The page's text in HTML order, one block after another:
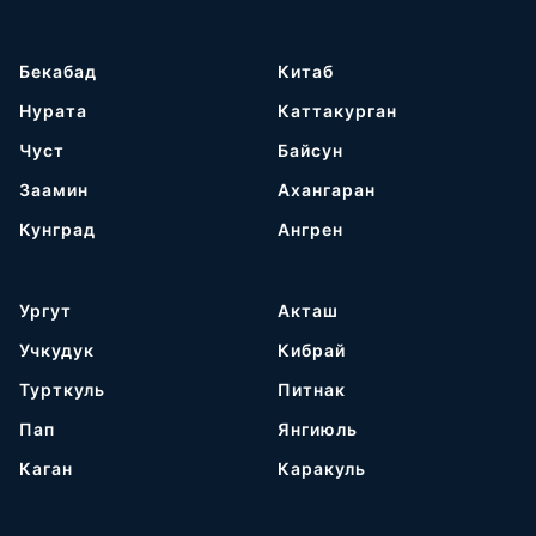
Бекабад
Нурата
Чуст
Заамин
Кунград
Китаб
Каттакурган
Байсун
Ахангаран
Ангрен
Ургут
Учкудук
Турткуль
Пап
Каган
Акташ
Кибрай
Питнак
Янгиюль
Каракуль